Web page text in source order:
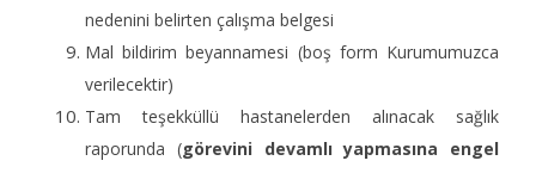
nedenini belirten çalışma belgesi
Mal bildirim beyannamesi (boş form Kurumumuzca
verilecektir)
Tam teşekküllü hastanelerden alınacak sağlık
raporunda (görevini devamlı yapmasına engel